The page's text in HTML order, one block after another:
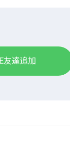
友達追加